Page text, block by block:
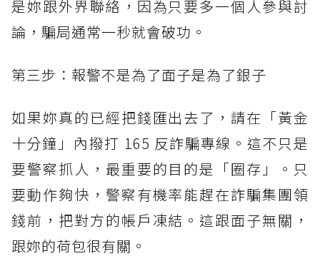
是妳跟外界聯絡，因為只要多一個人參與討
論，騙局通常一秒就會破功。
第三步：報警不是為了面子是為了銀子
如果妳真的已經把錢匯出去了，請在「黃金
十分鐘」內撥打 165 反詐騙專線。這不只是
要警察抓人，最重要的目的是「圈存」。只
要動作夠快，警察有機率能趕在詐騙集團領
錢前，把對方的帳戶凍結。這跟面子無關，
跟妳的荷包很有關。